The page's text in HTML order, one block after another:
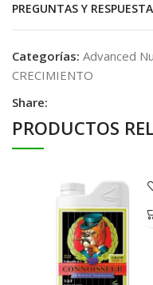
PREGUNTAS Y
Categorías: Advanced
CRECIMIENTO
Share:
PRODUCTOS